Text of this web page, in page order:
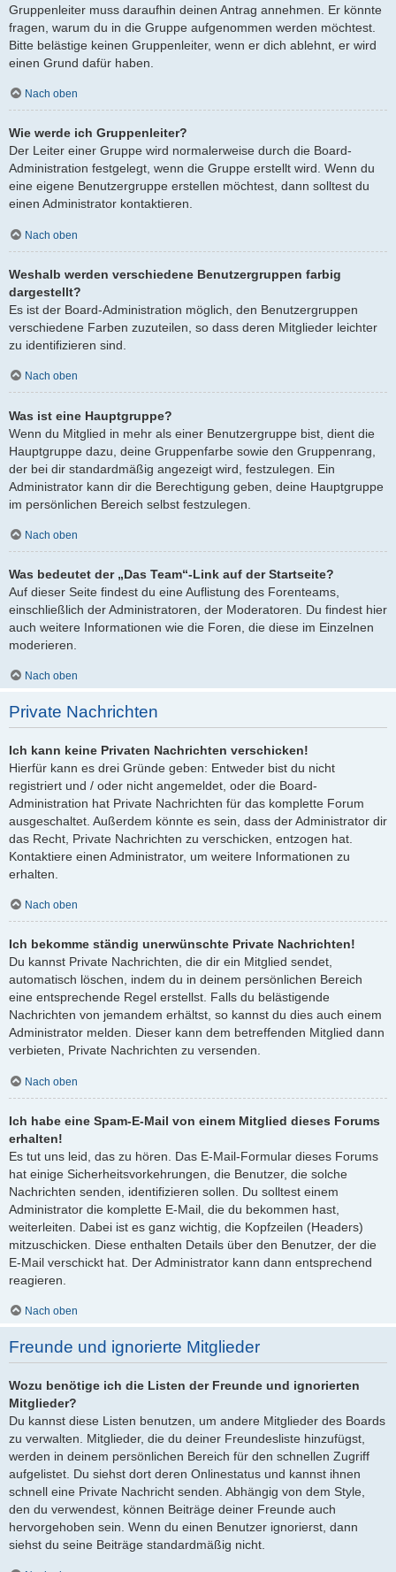
Gruppenleiter muss daraufhin deinen Antrag annehmen. Er könnte
fragen, warum du in die Gruppe aufgenommen werden möchtest.
Bitte belästige keinen Gruppenleiter, wenn er dich ablehnt, er wird
einen Grund dafür haben.
Nach oben
Wie werde ich Gruppenleiter?
Der Leiter einer Gruppe wird normalerweise durch die Board-
Administration festgelegt, wenn die Gruppe erstellt wird. Wenn du
eine eigene Benutzergruppe erstellen möchtest, dann solltest du
einen Administrator kontaktieren.
Nach oben
Weshalb werden verschiedene Benutzergruppen farbig
dargestellt?
Es ist der Board-Administration möglich, den Benutzergruppen
verschiedene Farben zuzuteilen, so dass deren Mitglieder leichter
zu identifizieren sind.
Nach oben
Was ist eine Hauptgruppe?
Wenn du Mitglied in mehr als einer Benutzergruppe bist, dient die
Hauptgruppe dazu, deine Gruppenfarbe sowie den Gruppenrang,
der bei dir standardmäßig angezeigt wird, festzulegen. Ein
Administrator kann dir die Berechtigung geben, deine Hauptgruppe
im persönlichen Bereich selbst festzulegen.
Nach oben
Was bedeutet der „Das Team“-Link auf der Startseite?
Auf dieser Seite findest du eine Auflistung des Forenteams,
einschließlich der Administratoren, der Moderatoren. Du findest hier
auch weitere Informationen wie die Foren, die diese im Einzelnen
moderieren.
Nach oben
Private Nachrichten
Ich kann keine Privaten Nachrichten verschicken!
Hierfür kann es drei Gründe geben: Entweder bist du nicht
registriert und / oder nicht angemeldet, oder die Board-
Administration hat Private Nachrichten für das komplette Forum
ausgeschaltet. Außerdem könnte es sein, dass der Administrator dir
das Recht, Private Nachrichten zu verschicken, entzogen hat.
Kontaktiere einen Administrator, um weitere Informationen zu
erhalten.
Nach oben
Ich bekomme ständig unerwünschte Private Nachrichten!
Du kannst Private Nachrichten, die dir ein Mitglied sendet,
automatisch löschen, indem du in deinem persönlichen Bereich
eine entsprechende Regel erstellst. Falls du belästigende
Nachrichten von jemandem erhältst, so kannst du dies auch einem
Administrator melden. Dieser kann dem betreffenden Mitglied dann
verbieten, Private Nachrichten zu versenden.
Nach oben
Ich habe eine Spam-E-Mail von einem Mitglied dieses Forums
erhalten!
Es tut uns leid, das zu hören. Das E-Mail-Formular dieses Forums
hat einige Sicherheitsvorkehrungen, die Benutzer, die solche
Nachrichten senden, identifizieren sollen. Du solltest einem
Administrator die komplette E-Mail, die du bekommen hast,
weiterleiten. Dabei ist es ganz wichtig, die Kopfzeilen (Headers)
mitzuschicken. Diese enthalten Details über den Benutzer, der die
E-Mail verschickt hat. Der Administrator kann dann entsprechend
reagieren.
Nach oben
Freunde und ignorierte Mitglieder
Wozu benötige ich die Listen der Freunde und ignorierten
Mitglieder?
Du kannst diese Listen benutzen, um andere Mitglieder des Boards
zu verwalten. Mitglieder, die du deiner Freundesliste hinzufügst,
werden in deinem persönlichen Bereich für den schnellen Zugriff
aufgelistet. Du siehst dort deren Onlinestatus und kannst ihnen
schnell eine Private Nachricht senden. Abhängig von dem Style,
den du verwendest, können Beiträge deiner Freunde auch
hervorgehoben sein. Wenn du einen Benutzer ignorierst, dann
siehst du seine Beiträge standardmäßig nicht.